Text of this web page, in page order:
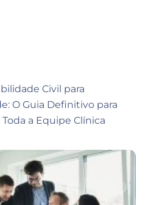
Civil para
O Guia Definitivo para
a Equipe Clínica